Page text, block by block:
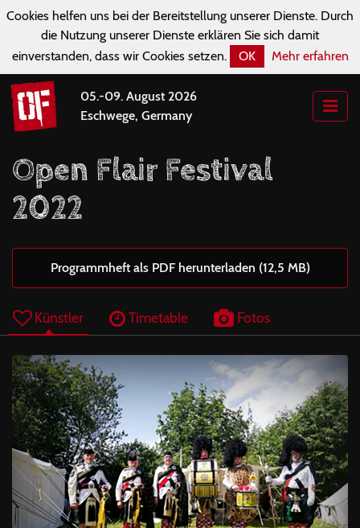
Cookies helfen uns bei der Bereitstellung unserer Dienste. Durch
die Nutzung unserer Dienste erklären Sie sich damit
einverstanden, dass wir Cookies setzen.
OK Mehr erfahren
05.-09. August 2026
Eschwege, Germany
Open Flair Festival
2022
Programmheft als PDF herunterladen (12,5 MB)
Künstler Timetable Fotos